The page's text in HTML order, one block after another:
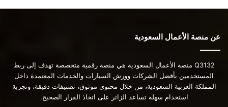
عن منصة الأعمال السعودية
Q3132 منصة الأعمال السعودية هي منصة رقمية متخصصة تهدف إلى ربط
المستخدمين بأفضل الشركات وورش السيارات والخدمات المعتمدة داخل
المملكة العربية السعودية، من خلال محتوى موثوق، تصنيفات دقيقة، وتجربة
استخدام سهلة تساعد الزائر على اتخاذ القرار الصحيح.